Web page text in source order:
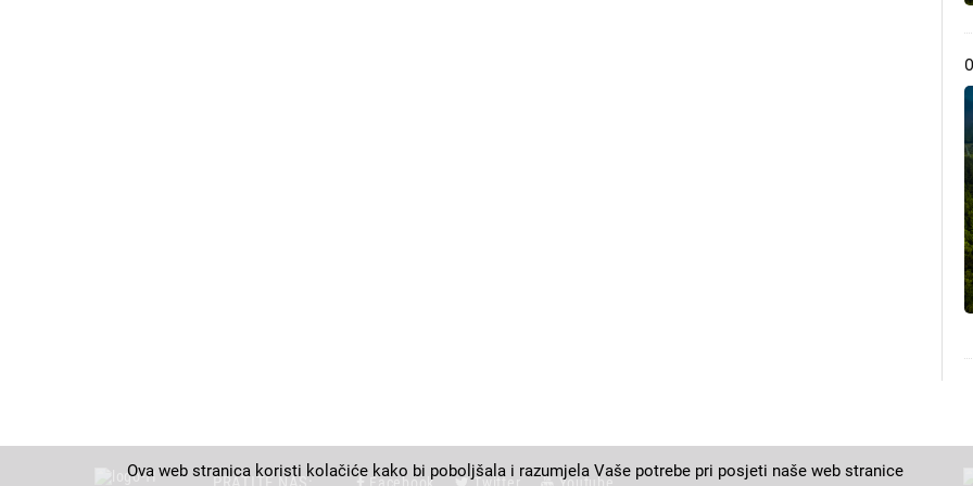
Facebook Twitter Youtube
Ova web stranica koristi kolačiće kako bi poboljšala i razumjela Vaše potrebe pri posjeti naše web stranice